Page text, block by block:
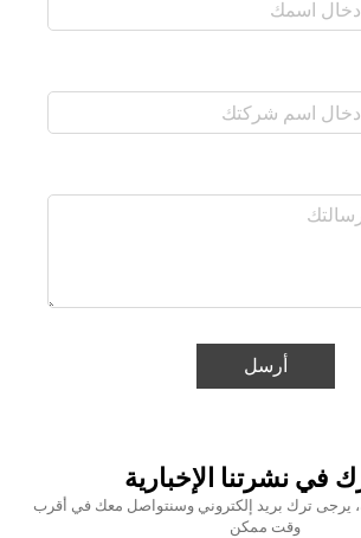
أرسل
في نشرتنا الإخبارية
يرجى ترك بريد إلكتروني وسنتواصل معك في أقرب
وقت ممكن